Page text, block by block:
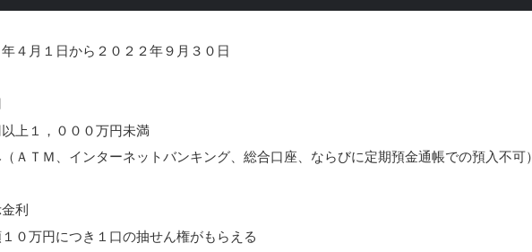
４月１日から２０２２年９月３０日
上１，０００万円未満
ＡＴＭ、インターネットバンキング、総合口座、ならびに定期預金通帳での預入不可）
利
０万円につき１口の抽せん権がもらえる